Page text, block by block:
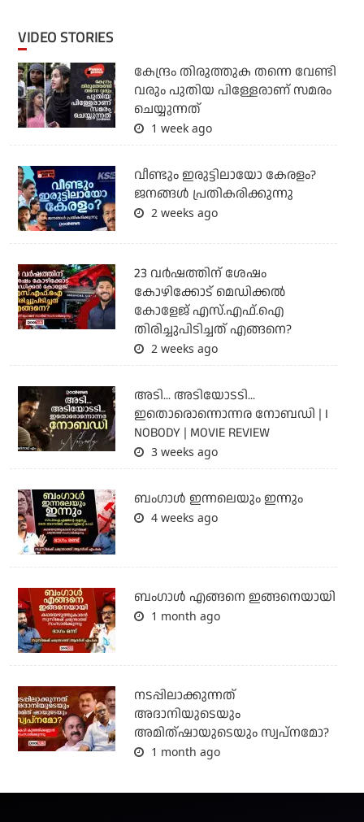
VIDEO STORIES
കേന്ദ്രം തിരുത്തുക തന്നെ വേണ്ടി
വരും പുതിയ പിള്ളേരാണ് സമരം
ചെയ്യുന്നത്
1 week ago
വീണ്ടും ഇരുട്ടിലായോ കേരളം?
ജനങ്ങൾ പ്രതികരിക്കുന്നു
2 weeks ago
23 വർഷത്തിന് ശേഷം
കോഴിക്കോട് മെഡിക്കൽ
കോളേജ് എസ്.എഫ്.ഐ
തിരിച്ചുപിടിച്ചത് എങ്ങനെ?
2 weeks ago
അടി... അടിയോടടി...
ഇതൊരൊന്നൊന്നര നോബഡി | I
NOBODY | MOVIE REVIEW
3 weeks ago
ബംഗാള്‍ ഇന്നലെയും ഇന്നും
4 weeks ago
ബം​ഗാൾ എങ്ങനെ ഇങ്ങനെയായി
1 month ago
നടപ്പിലാക്കുന്നത്
അദാനിയുടെയും
അമിത്ഷായുടെയും സ്വപ്നമോ?
1 month ago